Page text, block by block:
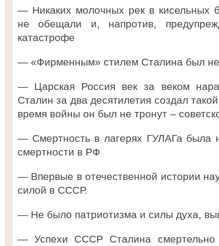
— Никаких молочных рек в кисельных
не обещали и, напротив,
катастрофе
— «Фирменным» стилем Сталина был
— Царская Россия век за веком
Сталин за два десятилетия создал
время войны он был не тронут –
— Смертность в лагерях ГУЛАГа была
смертности в РФ
— Впервые в отечественной истории
силой в СССР.
— Не было патриотизма и силы духа,
— Успехи СССР Сталина смертельно